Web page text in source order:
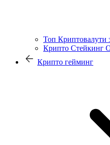
Топ Криптовалути
Крипто Стейкинг
Крипто гейминг